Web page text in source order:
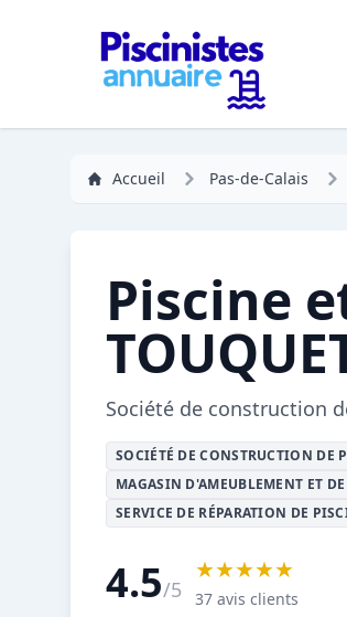
Accueil Pas-de-Calais
Piscine
Société de construction
SOCIÉTÉ DE CONSTRUCTION DE
MAGASIN D'AMEUBLEMENT ET
SERVICE DE RÉPARATION DE
4.5/5
★★★★★
37 avis clients